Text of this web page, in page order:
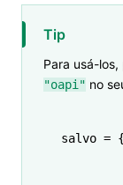
Tip
Para usá-
"oapi" no
salvo =